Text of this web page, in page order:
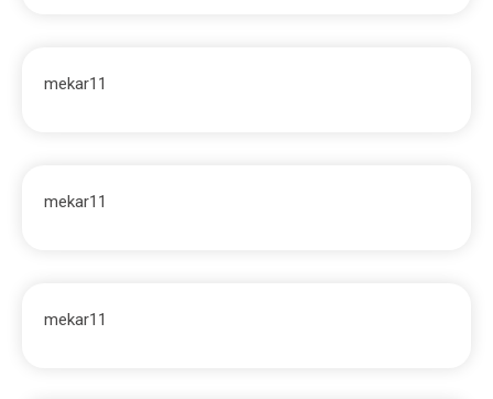
mekar11
mekar11
mekar11